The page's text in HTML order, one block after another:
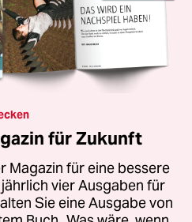
für Zukunft
Magazin für eine bessere
vier Ausgaben für
Sie eine Ausgabe von